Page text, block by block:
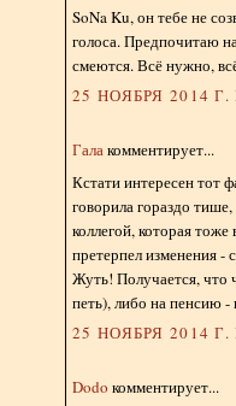
SoNa Ku, он тебе не
голоса. Предпочитаю
смеются. Всё нужно,
25 НОЯБРЯ 2014 Г.
Галакомментирует...
Кстати интересен тот
говорила гораздо
коллегой, которая
претерпел изменения -
Жуть! Получается, что
петь), либо на пенсию -
25 НОЯБРЯ 2014 Г.
Dodo комментирует...